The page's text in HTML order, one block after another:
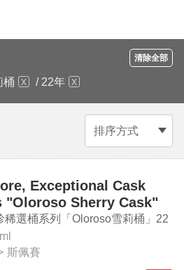
清除全部
桶 / 22年
排序方式
Exceptional Cask
"Oloroso Sherry Cask"
Years Speyside Single
Whisky
稀選桶系列「Oloroso雪莉桶」22
單一麥芽蘇格蘭威士忌
斯佩賽